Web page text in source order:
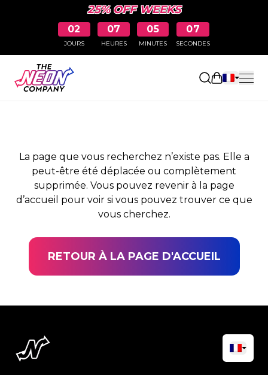
25% OFF WEEKS
02
JOURS
07
HEURES
05
MINUTES
07
SECONDES
Ouvrir le
PAGE NON TROUVÉE
La page que vous recherchez n’existe pas. Elle a
peut-être été déplacée ou complètement
supprimée. Vous pouvez revenir à la page
d’accueil pour voir si vous pouvez trouver ce que
vous cherchez.
RETOUR À LA PAGE D'ACCUEIL